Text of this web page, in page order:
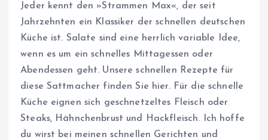
Jeder kennt den »Strammen Max«, der seit
Jahrzehnten ein Klassiker der schnellen deutschen
Küche ist. Salate sind eine herrlich variable Idee,
wenn es um ein schnelles Mittagessen oder
Abendessen geht. Unsere schnellen Rezepte für
diese Sattmacher finden Sie hier. Für die schnelle
Küche eignen sich geschnetzeltes Fleisch oder
Steaks, Hähnchenbrust und Hackfleisch. Ich hoffe
du wirst bei meinen schnellen Gerichten und